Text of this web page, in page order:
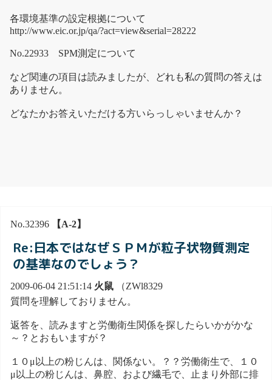
各環境基準の設定根拠について
http://www.eic.or.jp/qa/?act=view&serial=28222
No.22933 SPM測定について
など関連の項目は読みましたが、どれも私の質問の答えは
ありません。
どなたかお答えいただける方いらっしゃいませんか？
No.32396 【A-2】
Re:日本ではなぜＳＰＭが粒子状物質測定
の基準なのでしょう？
2009-06-04 21:51:14 火鼠 （ZWl8329
質問を理解しておりません。
返答を、読みますと労働衛生関係を探したらいかがかな
～？とおもいますが？
１０μ以上の粉じんは、関係ない。？？労働衛生で、１０
μ以上の粉じんは、鼻腔、および繊毛で、止まり外部に排